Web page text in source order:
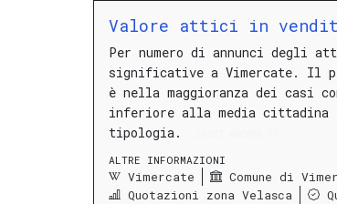
Valore attici in
Per numero di annunci degli
significative a Vimercate.
Il
è nella maggioranza dei casi
inferiore alla media cittadina
tipologia.
ALTRE INFORMAZIONI
Vimercate Comune di
Quotazioni zona Velasca